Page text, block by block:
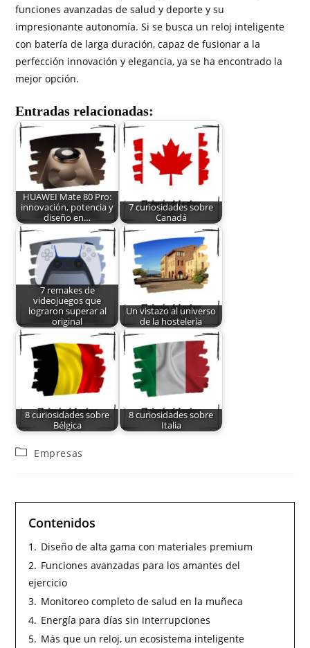
funciones avanzadas de salud y deporte y su
impresionante autonomía. Si se busca un reloj inteligente
con batería de larga duración, capaz de fusionar a la
perfección innovación y elegancia, ya se ha encontrado la
mejor opción.
Entradas relacionadas:
HUAWEI Mate 80 Pro:
innovación, potencia y
diseño en…
7 curiosidades sobre
Canadá
7 remakes de
videojuegos que
lograron superar al
original
Un vistazo al universo
de la hostelería
8 curiosidades sobre
Bélgica
8 curiosidades sobre
Italia
Empresas
Contenidos
1. Diseño de alta gama con materiales premium
2. Funciones avanzadas para los amantes del
ejercicio
3. Monitoreo completo de salud en la muñeca
4. Energía para días sin interrupciones
5. Más que un reloj, un ecosistema inteligente